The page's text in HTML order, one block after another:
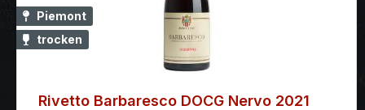
Piemont
trocken
Rivetto Barbaresco DOCG Nervo 2021